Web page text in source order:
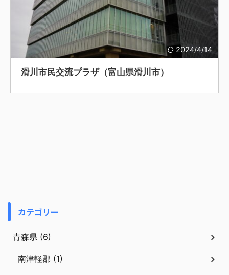
2024/4/14
滑川市民交流プラザ（富山県滑川市）
カテゴリー
青森県 (6)
南津軽郡 (1)